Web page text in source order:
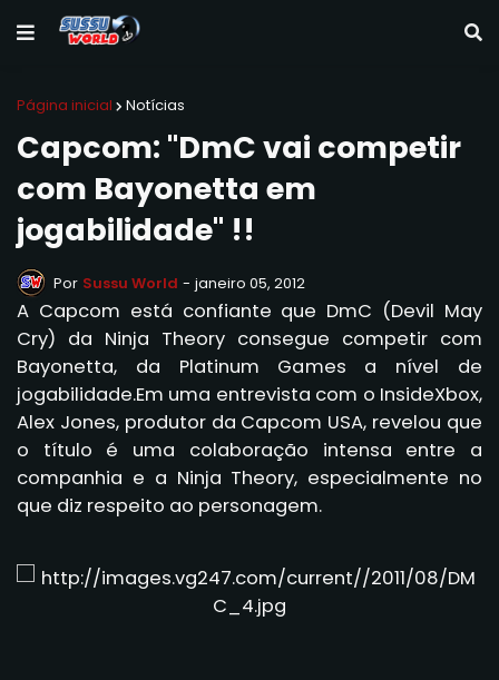
Página inicial Notícias
Capcom: "DmC vai competir
com Bayonetta em
jogabilidade" !!
Por Sussu World - janeiro 05, 2012
A Capcom está confiante que DmC (Devil May
Cry) da Ninja Theory consegue competir com
Bayonetta, da Platinum Games a nível de
jogabilidade.Em uma entrevista com o InsideXbox,
Alex Jones, produtor da Capcom USA, revelou que
o título é uma colaboração intensa entre a
companhia e a Ninja Theory, especialmente no
que diz respeito ao personagem.